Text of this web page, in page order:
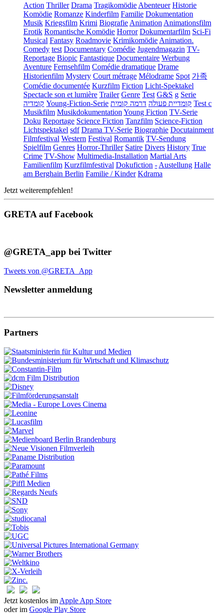
Action Thriller Drama Tragikomödie Abenteuer Historie
Komödie Romanze Kinderfilm Familie Dokumentation
Musik Kriegsfilm Krimi Biografie Animation Animationsfilm
Erotik Romantische Komödie Horror Dokumentarfilm Sci-Fi
Musical Fantasy Roadmovie Krimikomödie Animation.
Comedy test Documentary Comédie Jugendmagazin TV-
Reportage Biopic Fantastique Documentaire Werbung
Aventure Fernsehfilm Comédie dramatique Drame
Historienfilm Mystery Court métrage Mélodrame Spot 가족
Comédie documentée Kurzfilm Fiction Licht-Spektakel
Spectacle son et lumière Trailer Genre Test G&S g Serie
קומדיה Young-Fiction-Serie קומדיית פעולה דרמה קומית
Test c
Musikfilm Musikdokumentation Young Fiction TV-Serie
Doku Reportage Science Fiction Tanzfilm Science-Fiction
Lichtspektakel sdf Drama TV-Serie Biographie Docutainment
Filmfestival Western Festival Romantik TV-Sendung
Spielfilm Genres Horror-Thriller Satire Divers History True
Crime TV-Show Multimedia-Installation Martial Arts
Familienfilm Kurzfilmfestival Dokufiction - Austellung Halle
am Berghain Berlin Familie / Kinder Kdrama
Jetzt weiterempfehlen!
GRETA auf Facebook
@GRETA_app bei Twitter
Tweets von @GRETA_App
Newsletter anmeldung
Partners
Jetzt kostenlos im Apple App Store
oder im Google Play Store